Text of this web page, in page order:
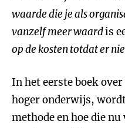
waarde die je als
vanzelf meer waardis
op de kosten totdat er
In het eerste boek
hoger onderwijs,
methode en hoe die